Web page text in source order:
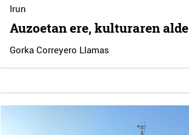
Irun
Auzoetan ere, kulturaren alde
Gorka Correyero Llamas